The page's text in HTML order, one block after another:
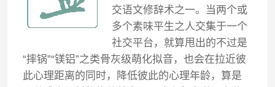
交语文修辞术之一。当两个或
多个素味平生之人交集于一个
社交平台，就算甩出的不过是
“摔锅”“镁铝”之类骨灰级萌化拟音，也会在拉近彼
此心理距离的同时，降低彼此的心理年龄，算是